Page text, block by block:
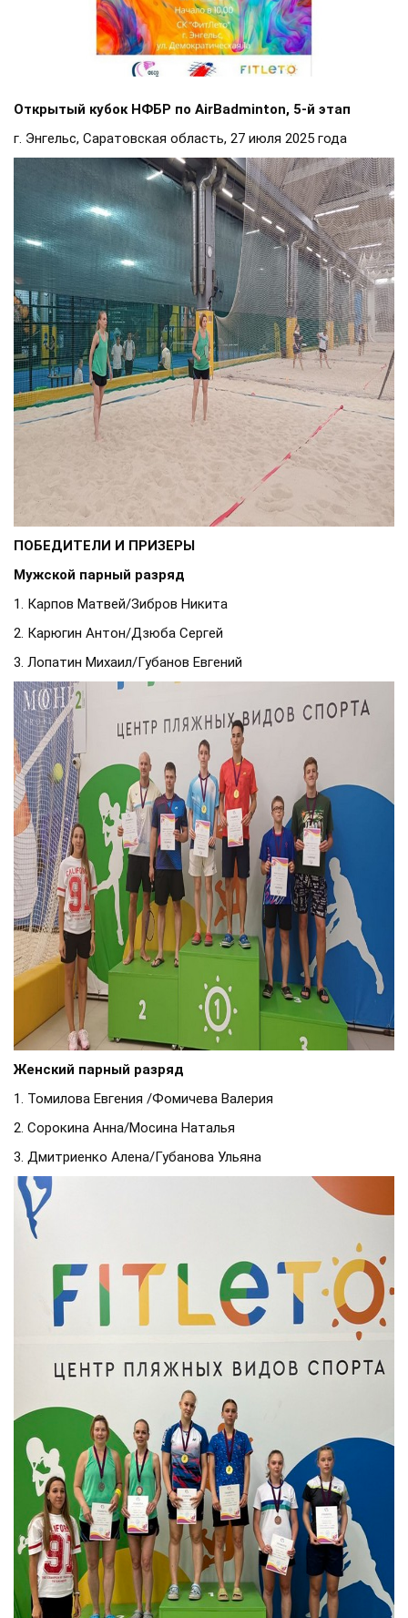
Открытый кубок НФБР по AirBadminton, 5-й этап
г. Энгельс, Саратовская область, 27 июля 2025 года
ПОБЕДИТЕЛИ И ПРИЗЕРЫ
Мужской парный разряд
1. Карпов Матвей/Зибров Никита
2. Карюгин Антон/Дзюба Сергей
3. Лопатин Михаил/Губанов Евгений
Женский парный разряд
1. Томилова Евгения /Фомичева Валерия
2. Сорокина Анна/Мосина Наталья
3. Дмитриенко Алена/Губанова Ульяна